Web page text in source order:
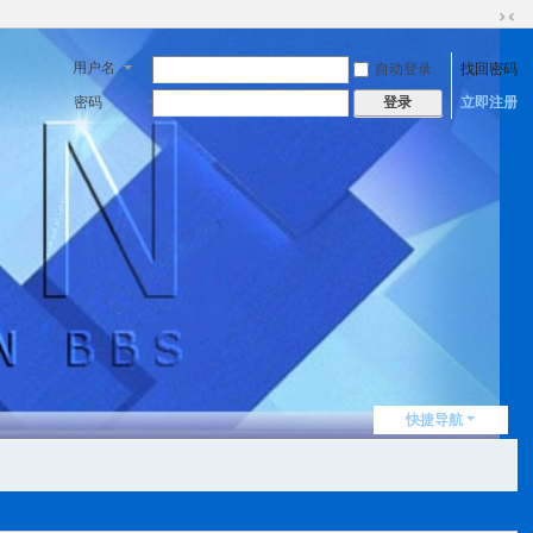
换
到
窄
用户名 自动登录
找回密码
密码
登录 立即注册
快捷导航